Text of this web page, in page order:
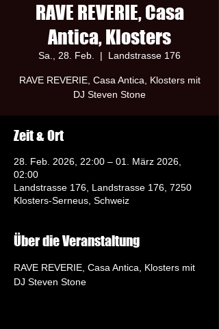
RAVE REVERIE, Casa
Antica, Klosters
Sa., 28. Feb.
  |
Landstrasse 176
RAVE REVERIE, Casa Antica, Klosters mit
DJ Steven Stone
Zeit & Ort
28. Feb. 2026, 22:00 – 01. März 2026,
02:00
Landstrasse 176, Landstrasse 176, 7250
Klosters-Serneus, Schweiz
Über die Veranstaltung
RAVE REVERIE, Casa Antica, Klosters mit
DJ Steven Stone